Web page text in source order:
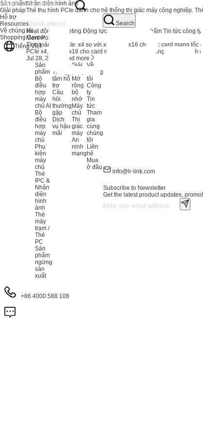
Sản phẩm
Giải pháp
Hỗ trợ
Resources
Về chúng tôi
Shopping Center
Tiếng Việt
Nhận diện hình ảnh
Thẻ thu hình PCIe dành cho hệ thống thị giác máy công nghiệp.
Search
Hoạt động Marketing Động lực thị trường sản phẩm Tin tức công ty
More Posts
Tính toán làn PCIe: x4 so với x8 so với x16 cho các card mạng tốc
PCIe x4, x8 hay x16 cho card mạng của bạn? Chúng tôi phân
Jul 28, 2026
Read more
Sản
phẩm
Bộ
điều
hợp
máy
chủ AI
Bộ
điều
hợp
máy
chủ
Phụ
kiện
máy
chủ
Thẻ
IPC &
Nhận
diện
hình
ảnh
Thẻ
máy
trạm /
Thẻ
PC
Sản
phẩm
ngừng
sản
xuất
Trung
tâm hỗ
trợ
Câu
hỏi
thường
gặp
Dịch
vụ hậu
mãi
Giải
Mở
rộng
bộ
nhớ
Máy
chủ
Thị
giác
máy
An
ninh
mạng
Về
chúng
tôi
Công
ty
Tin
tức
Tham
gia
cùng
chúng
tôi
Liên
hệ
Mua
ở đâu
info@lr-link.com
Subscribe to Newsletter
Get the latest product updates,
+86 4000 588 108